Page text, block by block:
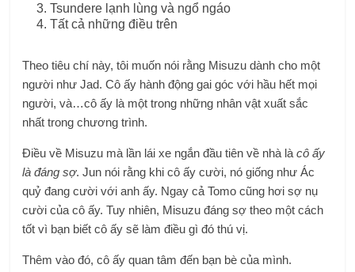
Tsundere lạnh lùng và ngổ ngáo
Tất cả những điều trên
Theo tiêu chí này, tôi muốn nói rằng Misuzu dành cho một
người như Jad. Cô ấy hành động gai góc với hầu hết mọi
người, và…cô ấy là một trong những nhân vật xuất sắc
nhất trong chương trình.
Điều về Misuzu mà lần lái xe ngắn đầu tiên về nhà làcô ấy
là đáng sợ. Jun nói rằng khi cô ấy cười, nó giống như Ác
quỷ đang cười với anh ấy. Ngay cả Tomo cũng hơi sợ nụ
cười của cô ấy. Tuy nhiên, Misuzu đáng sợ theo một cách
tốt vì bạn biết cô ấy sẽ làm điều gì đó thú vị.
Thêm vào đó, cô ấy quan tâm đến bạn bè của mình.